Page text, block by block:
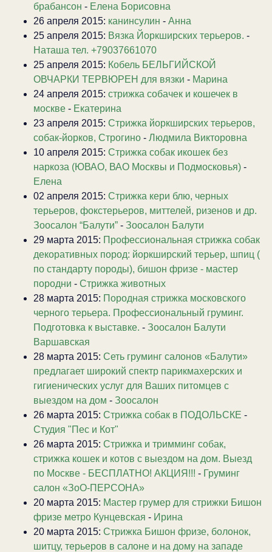
брабансон - Елена Борисовна
26 апреля 2015: канинсулин - Анна
25 апреля 2015: Вязка Йоркширских терьеров. -
Наташа тел. +79037661070
25 апреля 2015: Кобель БЕЛЬГИЙСКОЙ
ОВЧАРКИ ТЕРВЮРЕН для вязки - Марина
24 апреля 2015: стрижка собачек и кошечек в
москве - Екатерина
23 апреля 2015: Стрижка йоркширских терьеров,
собак-йорков, Строгино - Людмила Викторовна
10 апреля 2015: Стрижка собак икошек без
наркоза (ЮВАО, ВАО Москвы и Подмосковья) -
Елена
02 апреля 2015: Стрижка кери блю, черных
терьеров, фокстерьеров, миттелей, ризенов и др.
Зоосалон “Балути” - Зоосалон Балути
29 марта 2015: Профессиональная стрижка собак
декоративных пород: йоркширский терьер, шпиц (
по стандарту породы), бишон фризе - мастер
породни - Стрижка животных
28 марта 2015: Породная стрижка московского
черного терьера. Профессиональный груминг.
Подготовка к выставке. - Зоосалон Балути
Варшавская
28 марта 2015: Сеть груминг салонов «Балути»
предлагает широкий спектр парикмахерских и
гигиенических услуг для Ваших питомцев с
выездом на дом - Зоосалон
26 марта 2015: Стрижка собак в ПОДОЛЬСКЕ -
Студия "Пес и Кот"
26 марта 2015: Стрижка и тримминг собак,
стрижка кошек и котов с выездом на дом. Выезд
по Москве - БЕСПЛАТНО! АКЦИЯ!!! - Груминг
салон «ЗоО-ПЕРСОНА»
20 марта 2015: Мастер грумер для стрижки Бишон
фризе метро Кунцевская - Ирина
20 марта 2015: Стрижка Бишон фризе, болонок,
шитцу, терьеров в салоне и на дому на западе